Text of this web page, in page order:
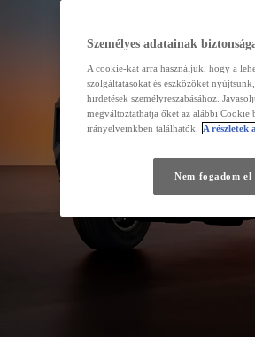
Személyes adatainak
A cookie-kat arra használjuk, hogy a
szolgáltatásokat és eszközöket
hirdetések személyreszabásához.
megváltoztathatja őket az alábbi Cookie
irányelveinkben találhatók.
A részletek
Nem fogadom el